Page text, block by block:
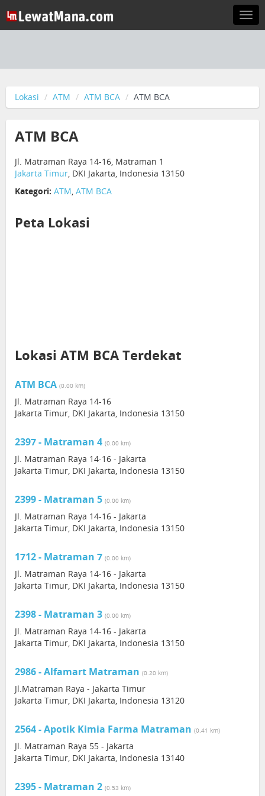
Lokasi ATM ATM BCA ATM BCA
ATM BCA
Jl. Matraman Raya 14-16, Matraman 1
Jakarta Timur, DKI Jakarta, Indonesia 13150
Kategori: ATM, ATM BCA
Peta Lokasi
Lokasi ATM BCA Terdekat
ATM BCA (0.00 km)
Jl. Matraman Raya 14-16
Jakarta Timur, DKI Jakarta, Indonesia 13150
2397 - Matraman 4 (0.00 km)
Jl. Matraman Raya 14-16 - Jakarta
Jakarta Timur, DKI Jakarta, Indonesia 13150
2399 - Matraman 5 (0.00 km)
Jl. Matraman Raya 14-16 - Jakarta
Jakarta Timur, DKI Jakarta, Indonesia 13150
1712 - Matraman 7 (0.00 km)
Jl. Matraman Raya 14-16 - Jakarta
Jakarta Timur, DKI Jakarta, Indonesia 13150
2398 - Matraman 3 (0.00 km)
Jl. Matraman Raya 14-16 - Jakarta
Jakarta Timur, DKI Jakarta, Indonesia 13150
2986 - Alfamart Matraman (0.20 km)
Jl.Matraman Raya - Jakarta Timur
Jakarta Timur, DKI Jakarta, Indonesia 13120
2564 - Apotik Kimia Farma Matraman (0.41 km)
Jl. Matraman Raya 55 - Jakarta
Jakarta Timur, DKI Jakarta, Indonesia 13140
2395 - Matraman 2 (0.53 km)